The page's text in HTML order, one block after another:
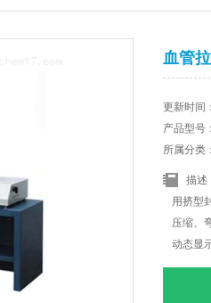
血管
更新时间
产品型号
所属分类
描述
用挤型
压缩、
动态显